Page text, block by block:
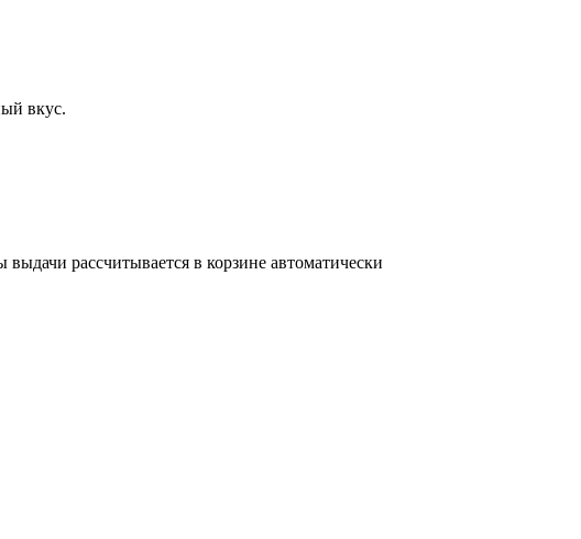
вкус.
рассчитывается в корзине автоматически